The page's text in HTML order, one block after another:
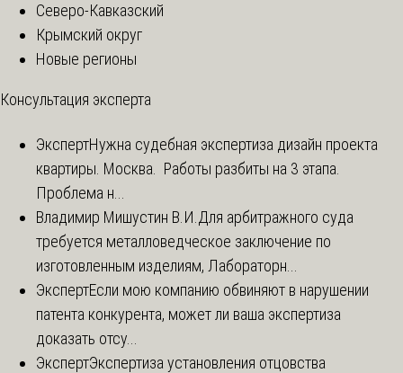
Северо-Кавказский
Крымский округ
Новые регионы
Консультация эксперта
ЭкспертНужна судебная экспертиза дизайн проекта
квартиры. Москва. Работы разбиты на 3 этапа.
Проблема н...
Владимир Мишустин В.И. Для арбитражного суда
требуется металловедческое заключение по
изготовленным изделиям, Лабораторн...
ЭкспертЕсли мою компанию обвиняют в нарушении
патента конкурента, может ли ваша экспертиза
доказать отсу...
ЭкспертЭкспертиза установления отцовства